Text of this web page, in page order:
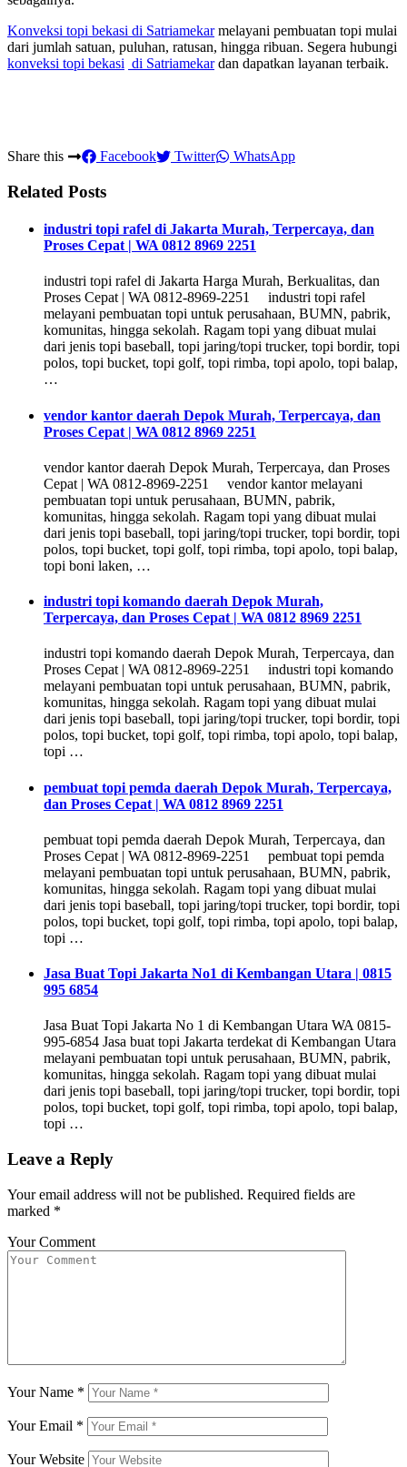
Konveksi topi bekasi di Satriamekarmelayani pembuatan topi mulai
dari jumlah satuan, puluhan, ratusan, hingga ribuan. Segera hubungi
konveksi topi bekasi di Satriamekardan dapatkan layanan terbaik.
Share this Facebook Twitter WhatsApp
Related Posts
industri topi rafel di Jakarta Murah, Terpercaya, dan
Proses Cepat | WA 0812 8969 2251
industri topi rafel di Jakarta Harga Murah, Berkualitas, dan
Proses Cepat | WA 0812-8969-2251 industri topi rafel
melayani pembuatan topi untuk perusahaan, BUMN, pabrik,
komunitas, hingga sekolah. Ragam topi yang dibuat mulai
dari jenis topi baseball, topi jaring/topi trucker, topi bordir, topi
polos, topi bucket, topi golf, topi rimba, topi apolo, topi balap,
…
vendor kantor daerah Depok Murah, Terpercaya, dan
Proses Cepat | WA 0812 8969 2251
vendor kantor daerah Depok Murah, Terpercaya, dan Proses
Cepat | WA 0812-8969-2251 vendor kantor melayani
pembuatan topi untuk perusahaan, BUMN, pabrik,
komunitas, hingga sekolah. Ragam topi yang dibuat mulai
dari jenis topi baseball, topi jaring/topi trucker, topi bordir, topi
polos, topi bucket, topi golf, topi rimba, topi apolo, topi balap,
topi boni laken, …
industri topi komando daerah Depok Murah,
Terpercaya, dan Proses Cepat | WA 0812 8969 2251
industri topi komando daerah Depok Murah, Terpercaya, dan
Proses Cepat | WA 0812-8969-2251 industri topi komando
melayani pembuatan topi untuk perusahaan, BUMN, pabrik,
komunitas, hingga sekolah. Ragam topi yang dibuat mulai
dari jenis topi baseball, topi jaring/topi trucker, topi bordir, topi
polos, topi bucket, topi golf, topi rimba, topi apolo, topi balap,
topi …
pembuat topi pemda daerah Depok Murah, Terpercaya,
dan Proses Cepat | WA 0812 8969 2251
pembuat topi pemda daerah Depok Murah, Terpercaya, dan
Proses Cepat | WA 0812-8969-2251 pembuat topi pemda
melayani pembuatan topi untuk perusahaan, BUMN, pabrik,
komunitas, hingga sekolah. Ragam topi yang dibuat mulai
dari jenis topi baseball, topi jaring/topi trucker, topi bordir, topi
polos, topi bucket, topi golf, topi rimba, topi apolo, topi balap,
topi …
Jasa Buat Topi Jakarta No1 di Kembangan Utara | 0815
995 6854
Jasa Buat Topi Jakarta No 1 di Kembangan Utara WA 0815-
995-6854 Jasa buat topi Jakarta terdekat di Kembangan Utara
melayani pembuatan topi untuk perusahaan, BUMN, pabrik,
komunitas, hingga sekolah. Ragam topi yang dibuat mulai
dari jenis topi baseball, topi jaring/topi trucker, topi bordir, topi
polos, topi bucket, topi golf, topi rimba, topi apolo, topi balap,
topi …
Leave a Reply
Your email address will not be published. Required fields are
marked *
Your Comment
Your Name *
Your Email *
Your Website